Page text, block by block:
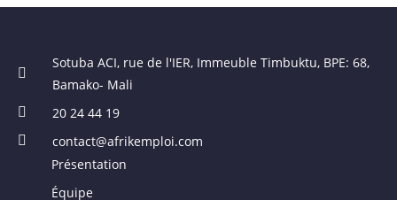
Sotuba ACI, rue de l'IER, Immeuble Timbuktu, BPE: 68,
Bamako- Mali
20 24 44 19
contact@afrikemploi.com
Présentation
Équipe